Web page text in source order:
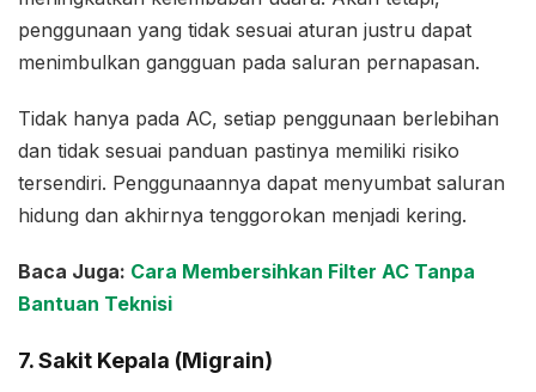
penggunaan yang tidak sesuai aturan justru dapat
menimbulkan gangguan pada saluran pernapasan.
Tidak hanya pada AC, setiap penggunaan berlebihan
dan tidak sesuai panduan pastinya memiliki risiko
tersendiri. Penggunaannya dapat menyumbat saluran
hidung dan akhirnya tenggorokan menjadi kering.
Baca Juga: Cara Membersihkan Filter AC Tanpa
Bantuan Teknisi
7. Sakit Kepala (Migrain)